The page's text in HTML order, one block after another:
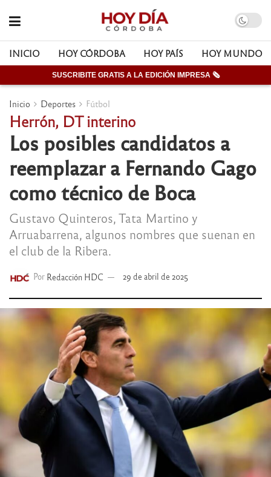
INICIO HOY CÓRDOBA HOY PAÍS HOY MUNDO
SUSCRIBITE GRATIS A LA EDICIÓN IMPRESA 🗞
Inicio Deportes Fútbol
Herrón, DT interino
Los posibles candidatos a
reemplazar a Fernando Gago
como técnico de Boca
Gustavo Quinteros, Tata Martino y
Arruabarrena, algunos nombres que suenan en
el club de la Ribera.
Por Redacción HDC 29 de abril de 2025